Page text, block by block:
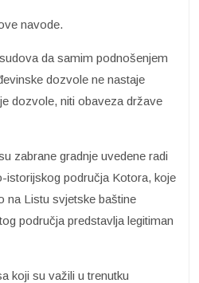
navode.
da samim podnošenjem
dozvole ne nastaje
dozvole, niti obaveza države
zabrane gradnje uvedene radi
istorijskog područja Kotora, koje
na Listu svjetske baštine
područja predstavlja legitiman
koji su važili u trenutku